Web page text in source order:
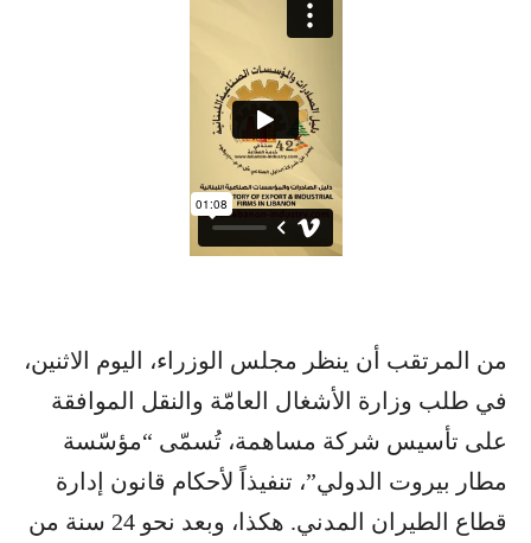
من المرتقب أن ينظر مجلس الوزراء، اليوم الاثنين،
في طلب وزارة الأشغال العامّة والنقل الموافقة
على تأسيس شركة مساهمة، تُسمّى “مؤسّسة
مطار بيروت الدولي”، تنفيذاً لأحكام قانون إدارة
قطاع الطيران المدني. هكذا، وبعد نحو 24 سنة من